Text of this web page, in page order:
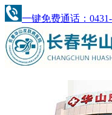
一键免费通话：